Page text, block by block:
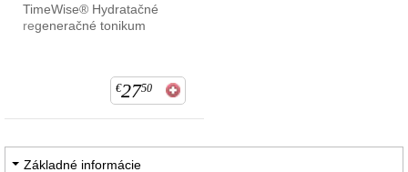
TimeWise® Hydratačné
regeneračné tonikum
€2750
Základné informácie